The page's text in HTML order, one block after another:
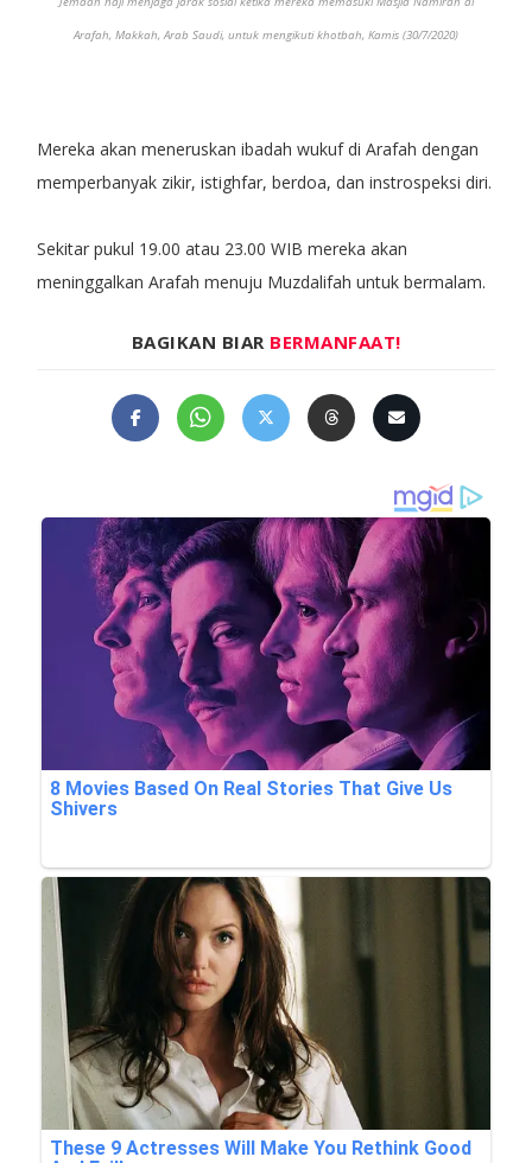
Arafah, Makkah, Arab Saudi, untuk mengikuti khotbah, Kamis (30/7/2020)
Mereka akan meneruskan ibadah wukuf di Arafah dengan
memperbanyak zikir, istighfar, berdoa, dan instrospeksi diri.
Sekitar pukul 19.00 atau 23.00 WIB mereka akan
meninggalkan Arafah menuju Muzdalifah untuk bermalam.
BAGIKAN BIAR BERMANFAAT!